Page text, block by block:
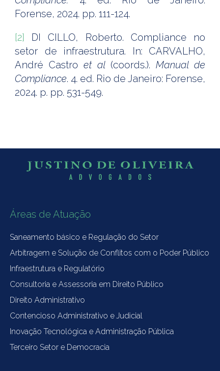
Forense, 2024. pp. 111-124.
[2] DI CILLO, Roberto. Compliance no
setor de infraestrutura. In: CARVALHO,
André Castro et al (coords.).Manual de
Compliance. 4. ed. Rio de Janeiro: Forense,
2024. p. pp. 531-549.
Áreas de Atuação
Saneamento básico e Regulação do Setor
Arbitragem e Solução de Conflitos com o Poder Público
Infraestrutura e Regulatório
Consultoria e Assessoria em Direito Público
Direito Administrativo
Contencioso Administrativo e Judicial
Inovação Tecnológica e Administração Pública
Terceiro Setor e Democracia